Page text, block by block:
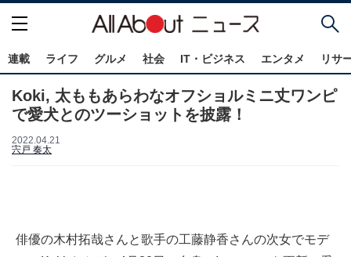
連載 ライフ グルメ 社会 IT・ビジネス エンタメ リサ
Koki, 太ももあらわなオフショルミニ丈ワンピ
で愛犬とのツーショットを披露！
2022.04.21
宍戸 奏太
俳優の木村拓哉さんと歌手の工藤静香さんの次女でモデ